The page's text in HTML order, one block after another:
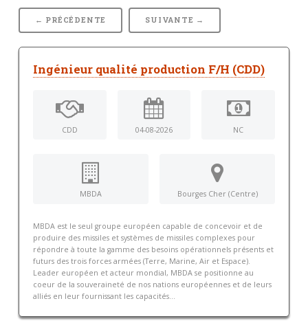
← PRÉCÉDENTE SUIVANTE →
Ingénieur qualité production F/H (CDD)
CDD 04-08-2026 NC
MBDA Bourges Cher (Centre)
MBDA est le seul groupe européen capable de concevoir et de
produire des missiles et systèmes de missiles complexes pour
répondre à toute la gamme des besoins opérationnels présents et
futurs des trois forces armées (Terre, Marine, Air et Espace).
Leader européen et acteur mondial, MBDA se positionne au
coeur de la souveraineté de nos nations européennes et de leurs
alliés en leur fournissant les capacités...